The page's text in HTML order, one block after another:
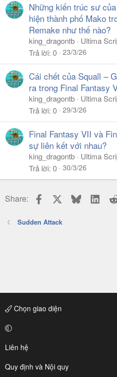
Những kiến trúc sư
hiện thành phố Mako
Remake như thế nào?
king_dragontb
Ultima
Trả lời 0 23/3/26
Cái chết của Squall –
ra trong Final Fantasy
king_dragontb
Ultima
Trả lời 0 29/3/26
Final Fantasy VII và
sự liên kết với nhau?
king_dragontb
Ultima
Trả lời 0 30/3/26
Share: Facebook Bluesky
Sudden Attack
Chọn giao diện
Liên hệ
Quy định và Nội quy